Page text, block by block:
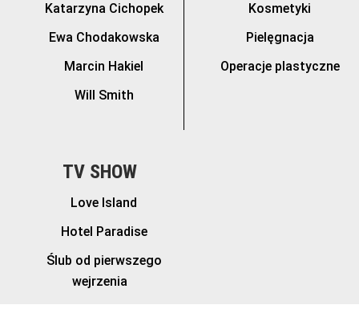
Katarzyna Cichopek
Ewa Chodakowska
Marcin Hakiel
Will Smith
Kosmetyki
Pielęgnacja
Operacje plastyczne
TV SHOW
Love Island
Hotel Paradise
Ślub od pierwszego
wejrzenia